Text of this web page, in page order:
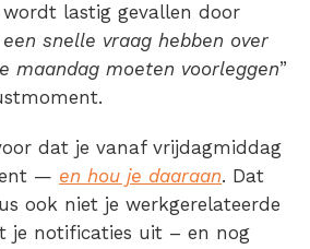
lastig gevallen door
snelle vraag hebben over
maandag moeten voorleggen”
dat je vanaf vrijdagmiddag
— en hou je daaraan. Dat
ook niet je werkgerelateerde
je notificaties uit – en nog